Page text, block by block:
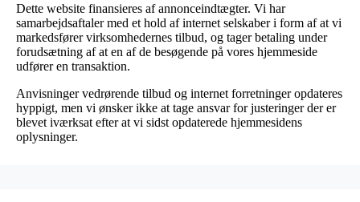
Dette website finansieres af annonceindtægter. Vi har
samarbejdsaftaler med et hold af internet selskaber i form af at vi
markedsfører virksomhedernes tilbud, og tager betaling under
forudsætning af at en af de besøgende på vores hjemmeside
udfører en transaktion.
Anvisninger vedrørende tilbud og internet forretninger opdateres
hyppigt, men vi ønsker ikke at tage ansvar for justeringer der er
blevet iværksat efter at vi sidst opdaterede hjemmesidens
oplysninger.